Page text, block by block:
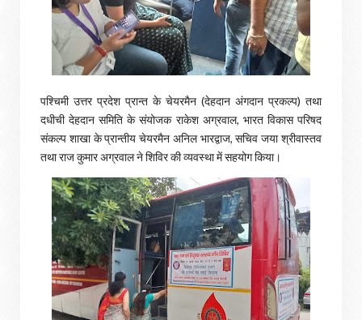
पश्चिमी उत्तर प्रदेश प्रान्त के चेयरमैन (देहदान अंगदान प्रकल्प) तथा
दधीची देहदान समिति के संयोजक राकेश अग्रवाल, भारत विकास परिषद
संकल्प शाखा के प्रान्तीय चेयरमैन अनिल भारद्वाज, सचिव जया श्रीवास्तव
तथा राज कुमार अग्रवाल ने शिविर की व्यवस्था में सहयोग किया।